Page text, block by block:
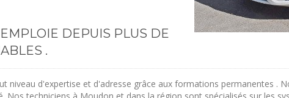
DEPUIS PLUS DE
.
niveau d'expertise et d'adresse grâce aux formations permanentes .